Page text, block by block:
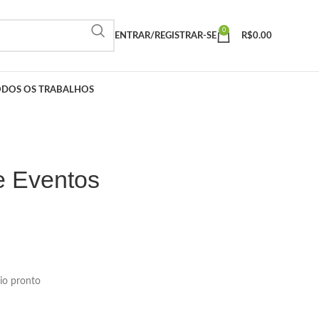
ENTRAR/REGISTRAR-SE
0
R$0.00
OS TRABALHOS
Eventos